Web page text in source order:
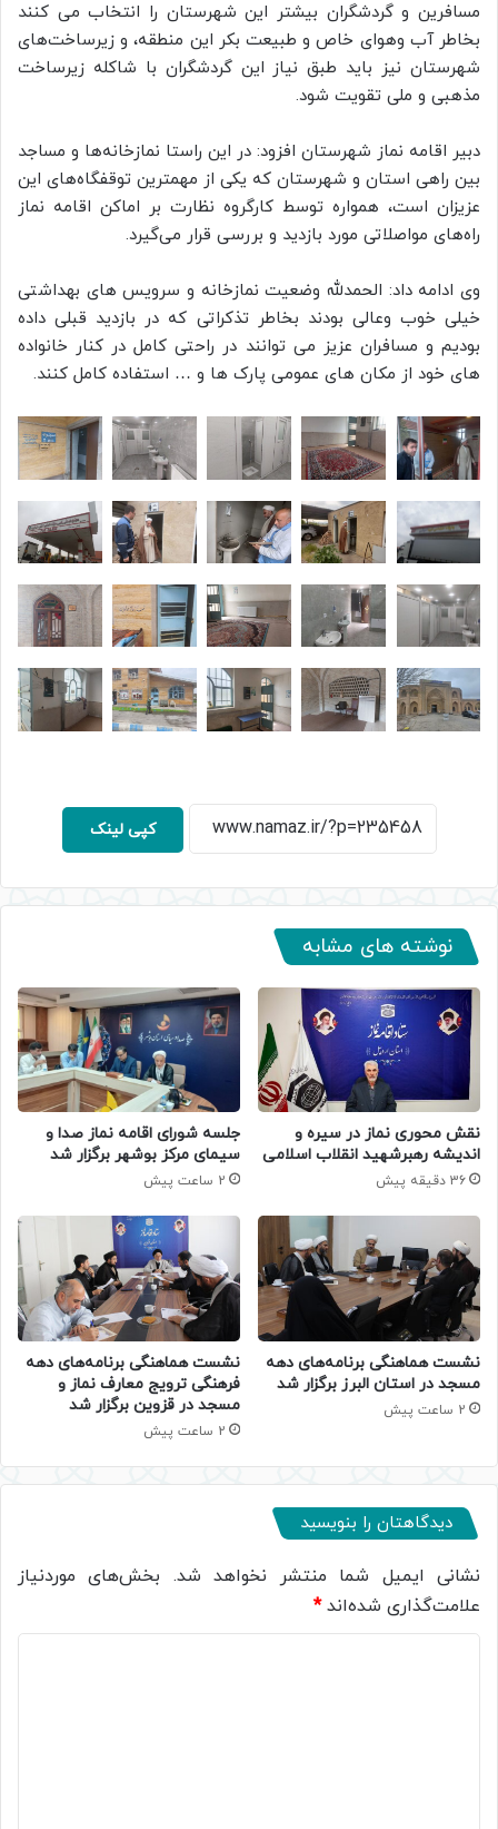
مسافرین و گردشگران بیشتر این شهرستان را انتخاب می کنند
بخاطر آب وهوای خاص و طبیعت بکر این منطقه، و زیرساخت‌های
شهرستان نیز باید طبق نیاز این گردشگران با شاکله زیرساخت
مذهبی و ملی تقویت شود.
دبیر اقامه نماز شهرستان افزود: در این راستا نمازخانه‌ها و مساجد
بین راهی استان و شهرستان که یکی از مهمترین توقفگاه‌های این
عزیزان است، همواره توسط کارگروه نظارت بر اماکن اقامه نماز
راه‌های مواصلاتی مورد بازدید و بررسی قرار می‌گیرد.
وی ادامه داد: الحمدلله وضعیت نمازخانه و سرویس های بهداشتی
خیلی خوب وعالی بودند بخاطر تذکراتی که در بازدید قبلی داده
بودیم و مسافران عزیز می توانند در راحتی کامل در کنار خانواده
های خود از مکان های عمومی پارک ها و … استفاده کامل کنند.
کپی لینک
نوشته های مشابه
نقش محوری نماز در سیره و
اندیشه رهبرشهید انقلاب اسلامی
36 دقیقه پیش
جلسه شورای اقامه نماز صدا و
سیمای مرکز بوشهر برگزار شد
2 ساعت پیش
نشست هماهنگی برنامه‌های دهه
مسجد در استان البرز برگزار شد
2 ساعت پیش
نشست هماهنگی برنامه‌های دهه
فرهنگی ترویج معارف نماز و
مسجد در قزوین برگزار شد
2 ساعت پیش
دیدگاهتان را بنویسید
نشانی ایمیل شما منتشر نخواهد شد. بخش‌های موردنیاز
علامت‌گذاری شده‌اند*